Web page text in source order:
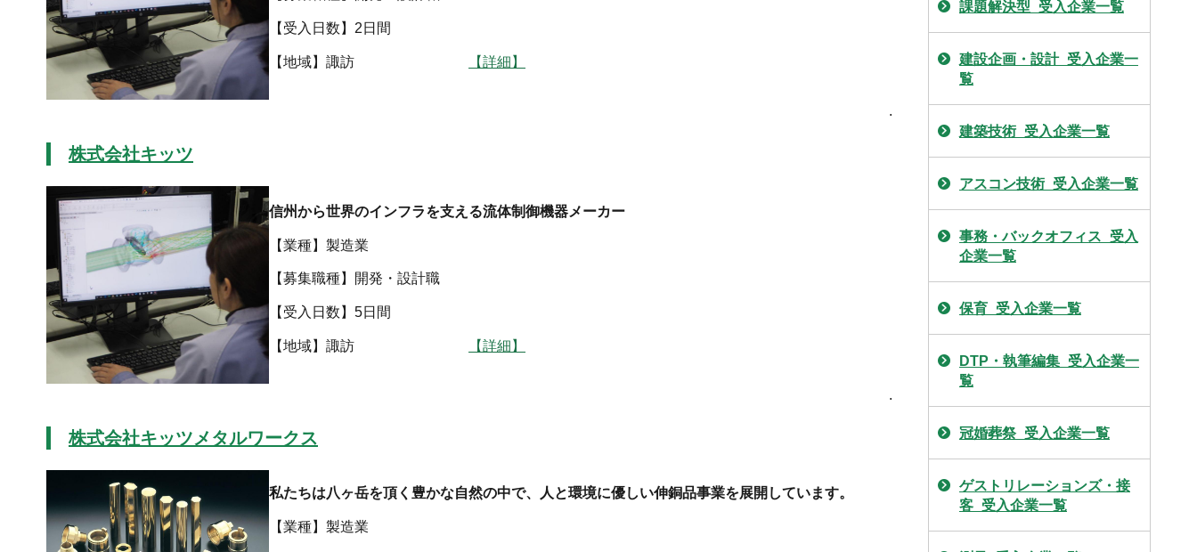
【受入日数】2日間
【地域】諏訪 【詳細】
.
株式会社キッツ
信州から世界のインフラを支える流体制御機器メーカー
【業種】製造業
【募集職種】開発・設計職
【受入日数】5日間
【地域】諏訪 【詳細】
.
株式会社キッツメタルワークス
私たちは八ヶ岳を頂く豊かな自然の中で、人と環境に優しい伸銅品事業を展開しています。
【業種】製造業
課題解決型_受入企業一覧
建設企画・設計_受入企業一
覧
建築技術_受入企業一覧
アスコン技術_受入企業一覧
事務・バックオフィス_受入
企業一覧
保育_受入企業一覧
DTP・執筆編集_受入企業一
覧
冠婚葬祭_受入企業一覧
ゲストリレーションズ・接
客_受入企業一覧